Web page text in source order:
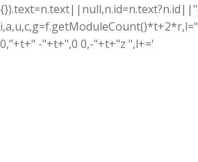
0,"+t+" -"+t+",0 0,-"+t+"z ",l+='